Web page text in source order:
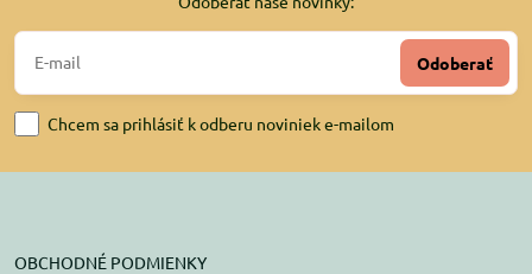
Odoberať
Chcem sa prihlásiť k odberu noviniek e-mailom
OBCHODNÉ PODMIENKY